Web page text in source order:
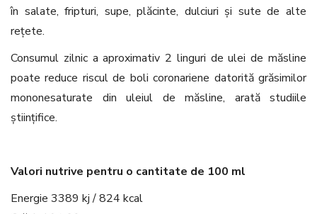
în salate, fripturi, supe, plăcinte, dulciuri și sute de alte
rețete.
Consumul zilnic a aproximativ 2 linguri de ulei de măsline
poate reduce riscul de boli coronariene datorită grăsimilor
mononesaturate din uleiul de măsline, arată studiile
științifice.
Valori nutrive pentru o cantitate de 100 ml
Energie 3389 kj / 824 kcal